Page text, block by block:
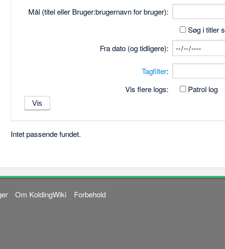
Mål (titel eller Bruger:brugernavn for bruger):
Søg i titler
Fra dato (og tidligere):
Tagfilter:
Vis flere logs:
Patrol log
Intet passende fundet.
Om KoldingWiki Forbehold